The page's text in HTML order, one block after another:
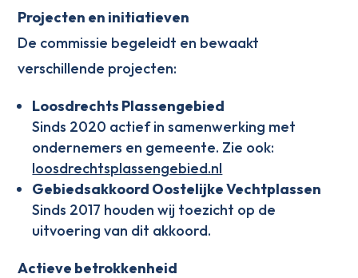
Projecten en initiatieven
De commissie begeleidt en bewaakt
verschillende projecten:
Loosdrechts Plassengebied
Sinds 2020 actief in samenwerking met
ondernemers en gemeente. Zie ook:
loosdrechtsplassengebied.nl
Gebiedsakkoord Oostelijke Vechtplassen
Sinds 2017 houden wij toezicht op de
uitvoering van dit akkoord.
Actieve betrokkenheid